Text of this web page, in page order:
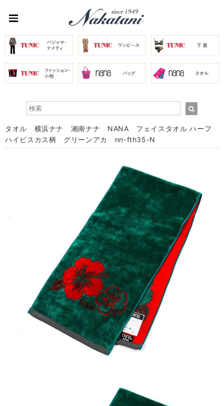
タオル 横浜ナナ 湘南ナナ NANA フェイスタオル ハーフ
ハイビスカス柄 グリーンアカ nn-fth35-N